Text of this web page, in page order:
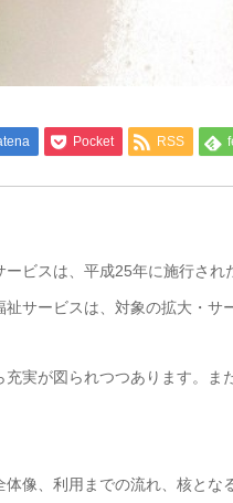
Pocket RSS
ビスは、平成25年に施行さ
サービスは、対象の拡大・サ
実が図られつつあります。
像、利用までの流れ、核と